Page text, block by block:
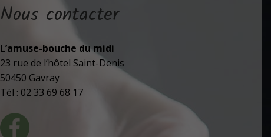
Nous contacter
L’amuse-bouche du midi
23 rue de l’hôtel Saint-Denis
50450 Gavray
Tél : 02 33 69 68 17